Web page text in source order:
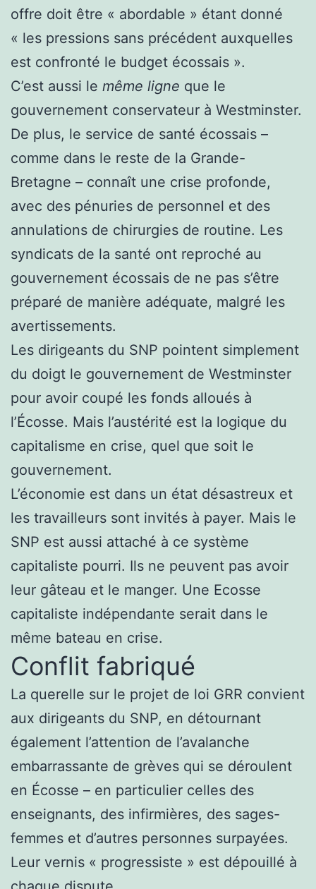
offre doit être « abordable » étant donné
« les pressions sans précédent auxquelles
est confronté le budget écossais ».
C’est aussi le même ligne que le
gouvernement conservateur à Westminster.
De plus, le service de santé écossais –
comme dans le reste de la Grande-
Bretagne – connaît une crise profonde,
avec des pénuries de personnel et des
annulations de chirurgies de routine. Les
syndicats de la santé ont reproché au
gouvernement écossais de ne pas s’être
préparé de manière adéquate, malgré les
avertissements.
Les dirigeants du SNP pointent simplement
du doigt le gouvernement de Westminster
pour avoir coupé les fonds alloués à
l’Écosse. Mais l’austérité est la logique du
capitalisme en crise, quel que soit le
gouvernement.
L’économie est dans un état désastreux et
les travailleurs sont invités à payer. Mais le
SNP est aussi attaché à ce système
capitaliste pourri. Ils ne peuvent pas avoir
leur gâteau et le manger. Une Ecosse
capitaliste indépendante serait dans le
même bateau en crise.
Conflit fabriqué
La querelle sur le projet de loi GRR convient
aux dirigeants du SNP, en détournant
également l’attention de l’avalanche
embarrassante de grèves qui se déroulent
en Écosse – en particulier celles des
enseignants, des infirmières, des sages-
femmes et d’autres personnes surpayées.
Leur vernis « progressiste » est dépouillé à